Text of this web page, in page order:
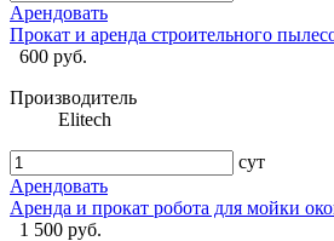
Арендовать
Прокат и аренда строительного
600 руб.
Производитель
Elitech
сут
Арендовать
Аренда и прокат робота для мойки
1 500 руб.